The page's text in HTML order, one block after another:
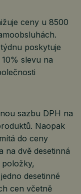
ceny u 8500
poskytuje
slevu na
sazbu DPH na
Naopak
do ceny
na dvě desetinná
desetinné
cen včetně